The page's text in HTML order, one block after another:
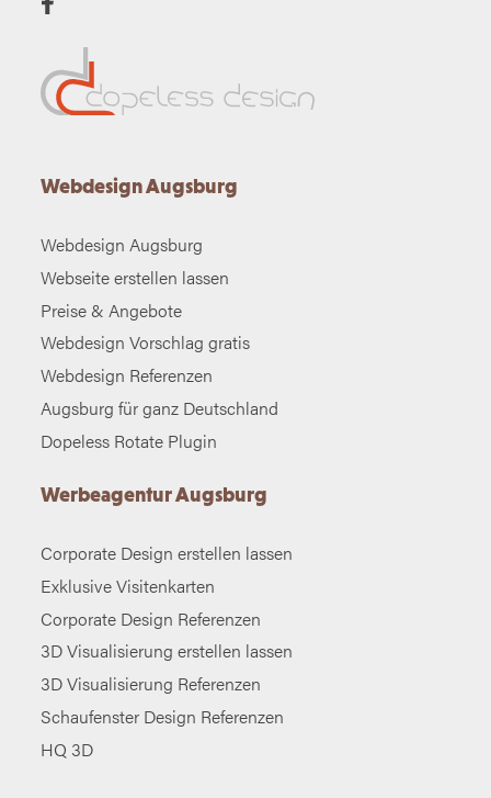
Webdesign Augsburg
Webdesign Augsburg
Webseite erstellen lassen
Preise & Angebote
Webdesign Vorschlag gratis
Webdesign Referenzen
Augsburg für ganz Deutschland
Dopeless Rotate Plugin
Werbeagentur Augsburg
Corporate Design erstellen lassen
Exklusive Visitenkarten
Corporate Design Referenzen
3D Visualisierung erstellen lassen
3D Visualisierung Referenzen
Schaufenster Design Referenzen
HQ 3D